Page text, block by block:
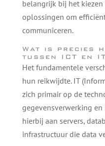
belangrijk bij het
oplossingen om
communiceren.
Wat is precies
tussen ICT en
Het fundamentele
hun reikwijdte. IT
zich primair op de
gegevensverwerking
hierbij aan servers,
infrastructuur die data